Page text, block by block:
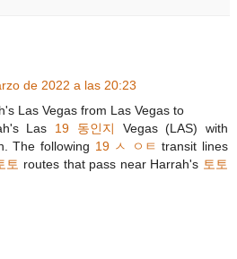
de 2022 a las 20:23
Las Vegas from Las Vegas to
Las 19 동인지
Vegas (LAS) with
The following 19 ㅅ ㅇㅌ transit lines
토 routes that pass near Harrah's 토토